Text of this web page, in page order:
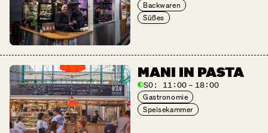
Backwaren
Süßes
MANI IN PASTA
SO: 11:00 – 18:00
Gastronomie
Speisekammer